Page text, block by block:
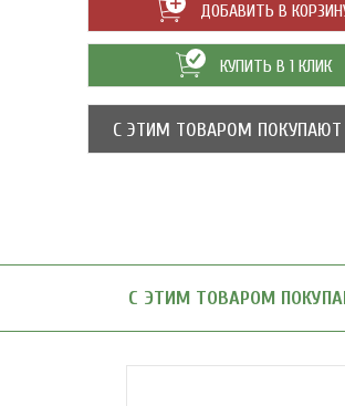
ДОБАВИТЬ В
КУПИТЬ В 1 КЛИК
С ЭТИМ ТОВАРОМ ПОКУПАЮТ
С ЭТИМ ТОВАРОМ